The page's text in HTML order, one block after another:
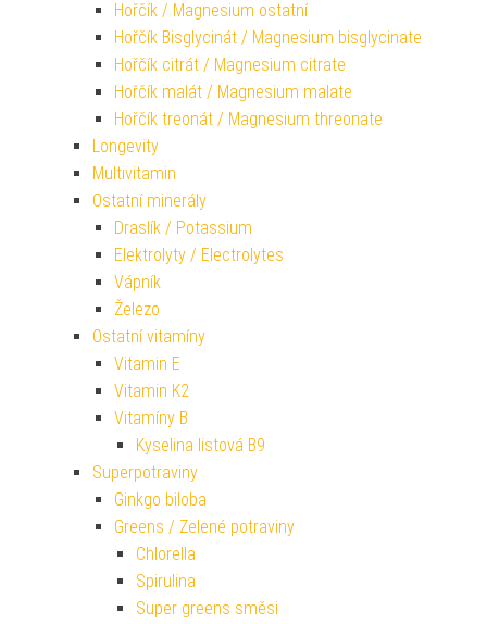
Hořčík / Magnesium ostatní
Hořčík Bisglycinát / Magnesium bisglycinate
Hořčík citrát / Magnesium citrate
Hořčík malát / Magnesium malate
Hořčík treonát / Magnesium threonate
Longevity
Multivitamin
Ostatní minerály
Draslík / Potassium
Elektrolyty / Electrolytes
Vápník
Železo
Ostatní vitamíny
Vitamin E
Vitamin K2
Vitamíny B
Kyselina listová B9
Superpotraviny
Ginkgo biloba
Greens / Zelené potraviny
Chlorella
Spirulina
Super greens směsi